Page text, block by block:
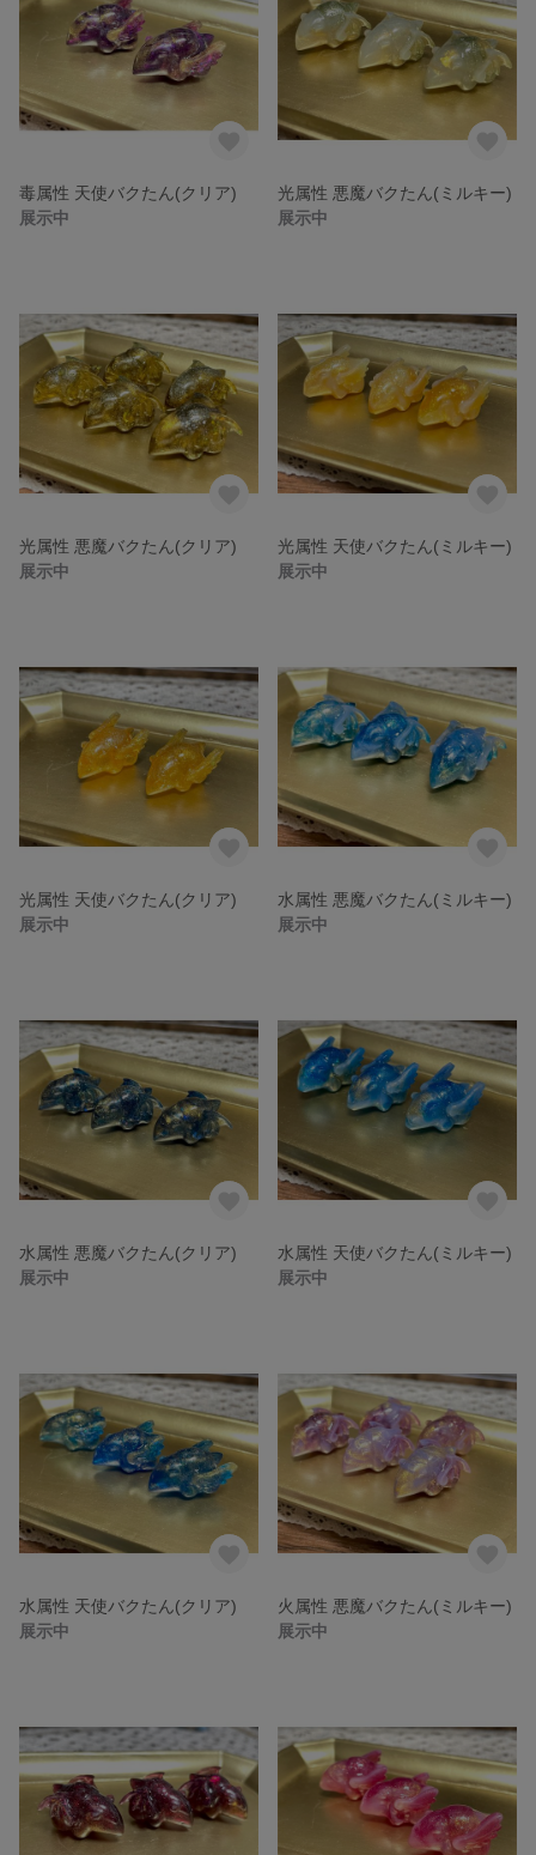
毒属性 天使バクたん(クリア)
展示中
光属性 悪魔バクたん(ミルキー)
展示中
光属性 悪魔バクたん(クリア)
展示中
光属性 天使バクたん(ミルキー)
展示中
光属性 天使バクたん(クリア)
展示中
水属性 悪魔バクたん(ミルキー)
展示中
水属性 悪魔バクたん(クリア)
展示中
水属性 天使バクたん(ミルキー)
展示中
水属性 天使バクたん(クリア)
展示中
火属性 悪魔バクたん(ミルキー)
展示中